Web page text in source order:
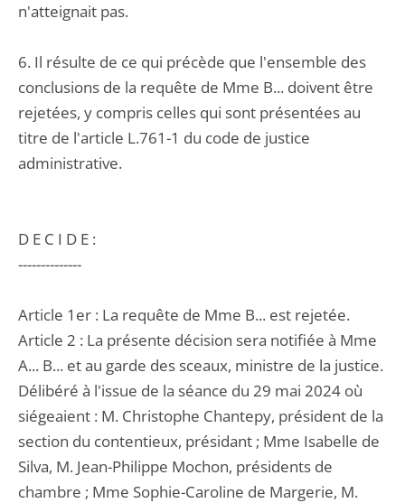
n'atteignait pas.
6. Il résulte de ce qui précède que l'ensemble des
conclusions de la requête de Mme B... doivent être
rejetées, y compris celles qui sont présentées au
titre de l'article L.761-1 du code de justice
administrative.
D E C I D E :
--------------
Article 1er : La requête de Mme B... est rejetée.
Article 2 : La présente décision sera notifiée à Mme
A... B... et au garde des sceaux, ministre de la justice.
Délibéré à l'issue de la séance du 29 mai 2024 où
siégeaient : M. Christophe Chantepy, président de la
section du contentieux, présidant ; Mme Isabelle de
Silva, M. Jean-Philippe Mochon, présidents de
chambre ; Mme Sophie-Caroline de Margerie, M.